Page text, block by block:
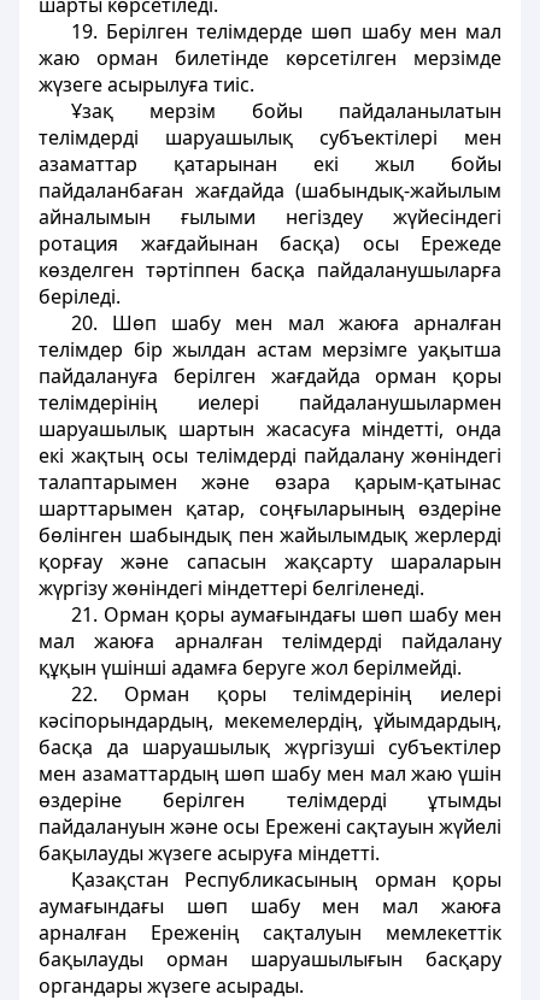
19. Берiлген телiмдерде шөп шабу мен мал
жаю орман билетiнде көрсетiлген мерзiмде
жүзеге асырылуға тиiс.
Ұзақ мерзiм бойы пайдаланылатын
телiмдердi шаруашылық субъектiлерi мен
азаматтар қатарынан екi жыл бойы
пайдаланбаған жағдайда (шабындық-жайылым
айналымын ғылыми негiздеу жүйесіндегі
ротация жағдайынан басқа) осы Ережеде
көзделген тәртiппен басқа пайдаланушыларға
берiледi.
20. Шөп шабу мен мал жаюға арналған
телiмдер бiр жылдан астам мерзiмге уақытша
пайдалануға берiлген жағдайда орман қоры
телiмдерiнiң иелерi пайдаланушылармен
шаруашылық шартын жасасуға мiндеттi, онда
екi жақтың осы телiмдердi пайдалану жөніндегі
талаптарымен және өзара қарым-қатынас
шарттарымен қатар, соңғыларының өздерiне
бөлiнген шабындық пен жайылымдық жерлердi
қорғау және сапасын жақсарту шараларын
жүргiзу жөніндегі мiндеттерi белгiленедi.
21. Орман қоры аумағындағы шөп шабу мен
мал жаюға арналған телiмдердi пайдалану
құқын үшiншi адамға беруге жол берiлмейдi.
22. Орман қоры телiмдерiнiң иелерi
кәсiпорындардың, мекемелердiң, ұйымдардың,
басқа да шаруашылық жүргiзушi субъектiлер
мен азаматтардың шөп шабу мен мал жаю үшiн
өздерiне берiлген телiмдердi ұтымды
пайдалануын және осы Ереженi сақтауын жүйелi
бақылауды жүзеге асыруға мiндеттi.
Қазақстан Республикасының орман қоры
аумағындағы шөп шабу мен мал жаюға
арналған Ереженiң сақталуын мемлекеттік
бақылауды орман шаруашылығын басқару
органдары жүзеге асырады.